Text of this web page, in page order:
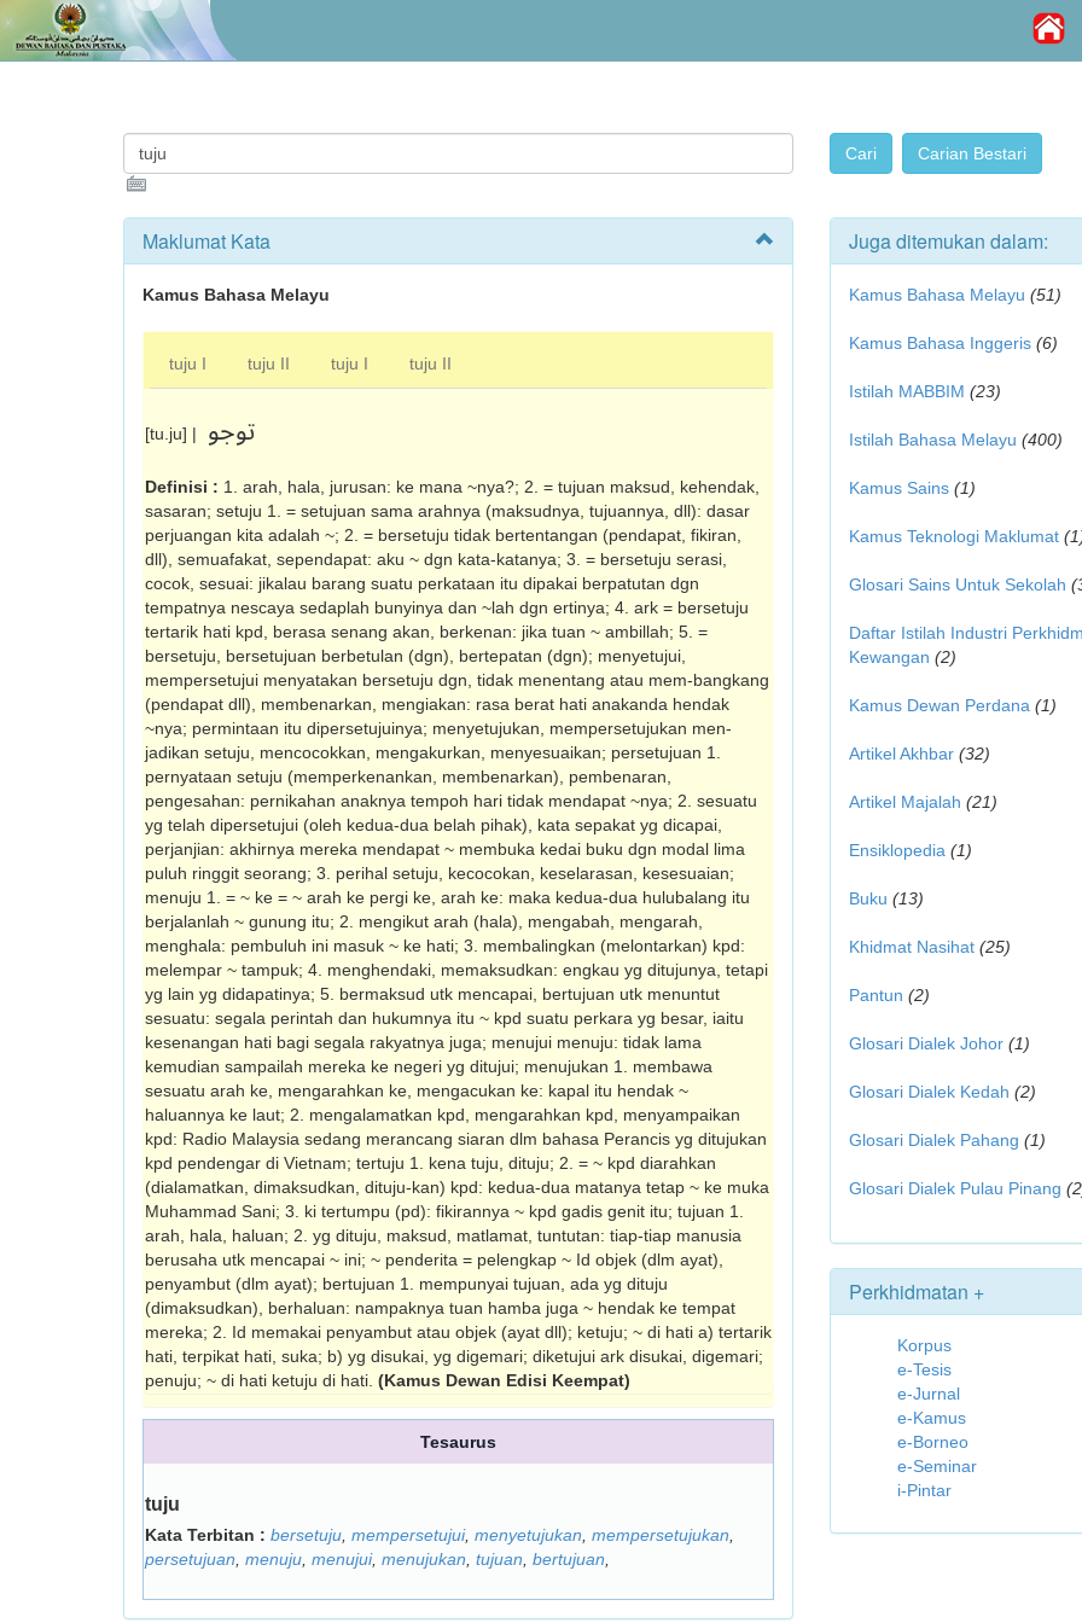
Maklumat Kata
Kamus Bahasa Melayu
tuju I tuju II tuju I tuju II
[tu.ju] | توجو
Definisi : 1. arah, hala, jurusan: ke mana ~nya?; 2. = tujuan maksud, kehendak,
sasaran; setuju 1. = setujuan sama arahnya (mak­sud­nya, tujuannya, dll): dasar
perjuangan kita adalah ~; 2. = bersetuju tidak ber­tentangan (pendapat, fikiran,
dll), semua­fakat, sependapat: aku ~ dgn kata-katanya; 3. = bersetuju serasi,
cocok, sesuai: jikalau barang suatu perkataan itu dipakai ber­patutan dgn
tempatnya nescaya sedaplah bunyinya dan ~lah dgn ertinya; 4. ark = bersetuju
tertarik hati kpd, berasa senang akan, berkenan: jika tuan ~ ambillah; 5. =
bersetuju, bersetujuan berbetulan (dgn), bertepatan (dgn); menyetujui,
mempersetujui menyatakan bersetuju dgn, tidak menentang atau mem-bangkang
(pendapat dll), membenarkan, mengiakan: rasa berat hati anakanda hendak
~nya; permintaan itu dipersetujuinya; menyetujukan, mempersetujukan men­
jadikan setuju, mencocokkan, mengakurkan, menyesuaikan; persetujuan 1.
pernyataan setuju (mem­perkenankan, membenarkan), pembenaran,
pengesahan: pernikahan anaknya tempoh hari tidak mendapat ~nya; 2. sesuatu
yg telah dipersetujui (oleh kedua-dua belah pihak), kata sepakat yg dicapai,
perjanjian: akhirnya mereka mendapat ~ membuka kedai buku dgn modal lima
puluh ringgit seorang; 3. perihal setuju, kecocokan, keselarasan, kesesuaian;
menuju 1. = ~ ke = ~ arah ke pergi ke, arah ke: maka kedua-dua hulubalang itu
ber­jalanlah ~ gunung itu; 2. mengikut arah (hala), mengabah, mengarah,
menghala: pem­buluh ini masuk ~ ke hati; 3. membalingkan (melontarkan) kpd:
melempar ~ tampuk; 4. menghendaki, memaksudkan: engkau yg ditujunya, tetapi
yg lain yg didapatinya; 5. bermaksud utk mencapai, bertujuan utk menuntut
sesuatu: segala perintah dan hukumnya itu ~ kpd suatu perkara yg besar, iaitu
kesenangan hati bagi segala rakyatnya juga; menujui menuju: tidak lama
kemudian sampailah mereka ke negeri yg ditujui; menujukan 1. membawa
sesuatu arah ke, mengarahkan ke, mengacukan ke: kapal itu hendak ~
haluannya ke laut; 2. meng­alamatkan kpd, mengarahkan kpd, menyam­paikan
kpd: Radio Malaysia sedang meran­cang siaran dlm bahasa Perancis yg dituju­kan
kpd pendengar di Vietnam; tertuju 1. kena tuju, dituju; 2. = ~ kpd diarahkan
(dialamatkan, dimaksudkan, dituju-kan) kpd: kedua-dua matanya tetap ~ ke muka
Muhammad Sani; 3. ki tertumpu (pd): fikirannya ~ kpd gadis genit itu; tujuan 1.
arah, hala, haluan; 2. yg dituju, maksud, matlamat, tuntutan: tiap-tiap manusia
berusaha utk mencapai ~ ini; ~ penderita = pelengkap ~ Id objek (dlm ayat),
penyambut (dlm ayat); bertujuan 1. mempunyai tujuan, ada yg dituju
(dimaksudkan), berhaluan: nampaknya tuan hamba juga ~ hendak ke tempat
mereka; 2. Id memakai penyambut atau objek (ayat dll); ketuju; ~ di hati a) tertarik
hati, terpikat hati, suka; b) yg disukai, yg digemari; diketujui ark disukai, digemari;
penuju; ~ di hati ketuju di hati. (Kamus Dewan Edisi Keempat)
Tesaurus
tuju
Kata Terbitan : bersetuju mempersetujui, menyetujukan mempersetujukan
persetujuan menuju menujui, menujukan tujuan bertujuan
Juga ditemukan dalam:
Kamus Bahasa Melayu (51)
Kamus Bahasa Inggeris (6)
Istilah MABBIM (23)
Istilah Bahasa Melayu (400)
Kamus Sains (1)
Kamus Teknologi Maklumat
Glosari Sains Untuk Sekolah
Daftar Istilah Industri
Kewangan (2)
Kamus Dewan Perdana (1)
Artikel Akhbar (32)
Artikel Majalah (21)
Ensiklopedia (1)
Buku (13)
Khidmat Nasihat (25)
Pantun (2)
Glosari Dialek Johor (1)
Glosari Dialek Kedah (2)
Glosari Dialek Pahang (1)
Glosari Dialek Pulau Pinang
Perkhidmatan +
Korpus
e-Tesis
e-Jurnal
e-Kamus
e-Borneo
e-Seminar
i-Pintar